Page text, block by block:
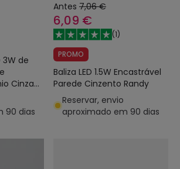
3W de
Cinza
90 dias
Antes 7,06 €
6,09 €
(1)
PROMO
Baliza LED 1.5W Encastrável
Parede Cinzento Randy
Reservar, envio
aproximado em 90 dias